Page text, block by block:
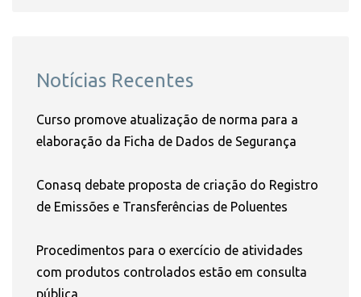
Notícias Recentes
Curso promove atualização de norma para a
elaboração da Ficha de Dados de Segurança
Conasq debate proposta de criação do Registro
de Emissões e Transferências de Poluentes
Procedimentos para o exercício de atividades
com produtos controlados estão em consulta
pública